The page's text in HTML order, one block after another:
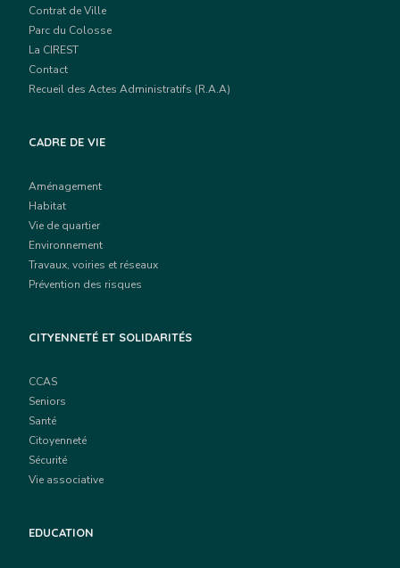
Contrat de Ville
Parc du Colosse
La CIREST
Contact
Recueil des Actes Administratifs (R.A.A)
CADRE DE VIE
Aménagement
Habitat
Vie de quartier
Environnement
Travaux, voiries et réseaux
Prévention des risques
CITYENNETÉ ET SOLIDARITÉS
CCAS
Seniors
Santé
Citoyenneté
Sécurité
Vie associative
EDUCATION